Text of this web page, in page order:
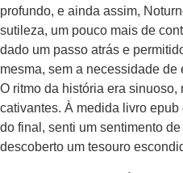
profundo, e ainda assim,
sutileza, um pouco mais de
dado um passo atrás e
mesma, sem a necessidade
O ritmo da história era
cativantes. À medida livro
do final, senti um sentimento
descoberto um tesouro